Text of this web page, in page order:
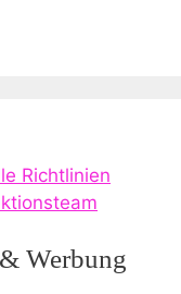
Richtlinien
Werbung